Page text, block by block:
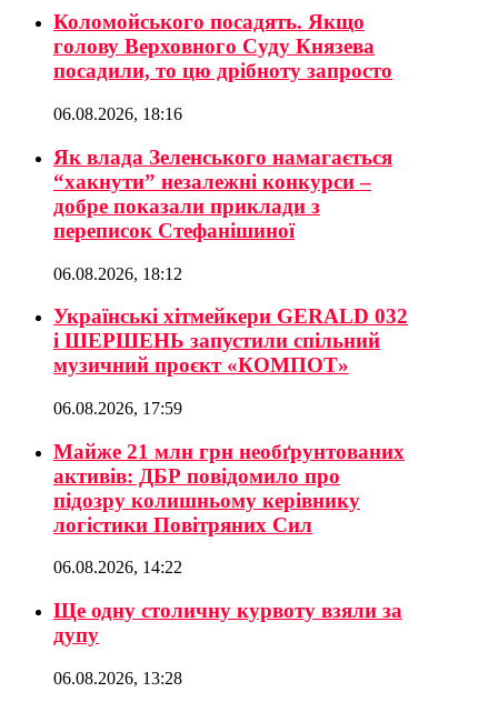
Коломойського посадять. Якщо
голову Верховного Суду Князева
посадили, то цю дрібноту запросто
06.08.2026, 18:16
Як влада Зеленського намагається
“хакнути” незалежні конкурси –
добре показали приклади з
переписок Стефанішиної
06.08.2026, 18:12
Українські хітмейкери GERALD 032
і ШЕРШЕНЬ запустили спільний
музичний проєкт «КОМПОТ»
06.08.2026, 17:59
Майже 21 млн грн необґрунтованих
активів: ДБР повідомило про
підозру колишньому керівнику
логістики Повітряних Сил
06.08.2026, 14:22
Ще одну столичну курвоту взяли за
дупу
06.08.2026, 13:28